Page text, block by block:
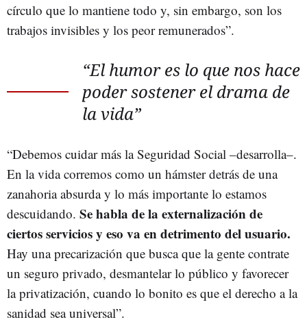
círculo que lo mantiene todo y, sin embargo, son los
trabajos invisibles y los peor remunerados”.
“El humor es lo que nos hace
poder sostener el drama de
la vida”
“Debemos cuidar más la Seguridad Social –desarrolla–.
En la vida corremos como un hámster detrás de una
zanahoria absurda y lo más importante lo estamos
descuidando. Se habla de la externalización de
ciertos servicios y eso va en detrimento del usuario.
Hay una precarización que busca que la gente contrate
un seguro privado, desmantelar lo público y favorecer
la privatización, cuando lo bonito es que el derecho a la
sanidad sea universal”.